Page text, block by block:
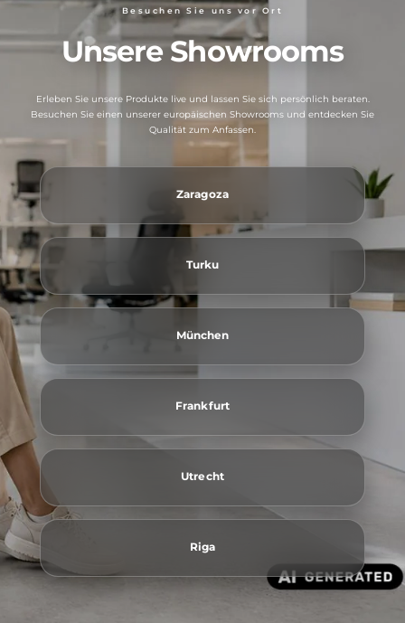
Besuchen Sie uns vor Ort
Unsere Showrooms
Erleben Sie unsere Produkte live und lassen Sie sich persönlich beraten.
Besuchen Sie einen unserer europäischen Showrooms und entdecken Sie
Qualität zum Anfassen.
Zaragoza
Turku
München
Frankfurt
Utrecht
Riga